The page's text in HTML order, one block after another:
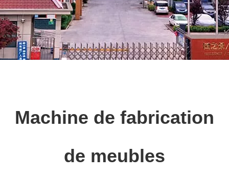
Machine de fabrication
de meubles